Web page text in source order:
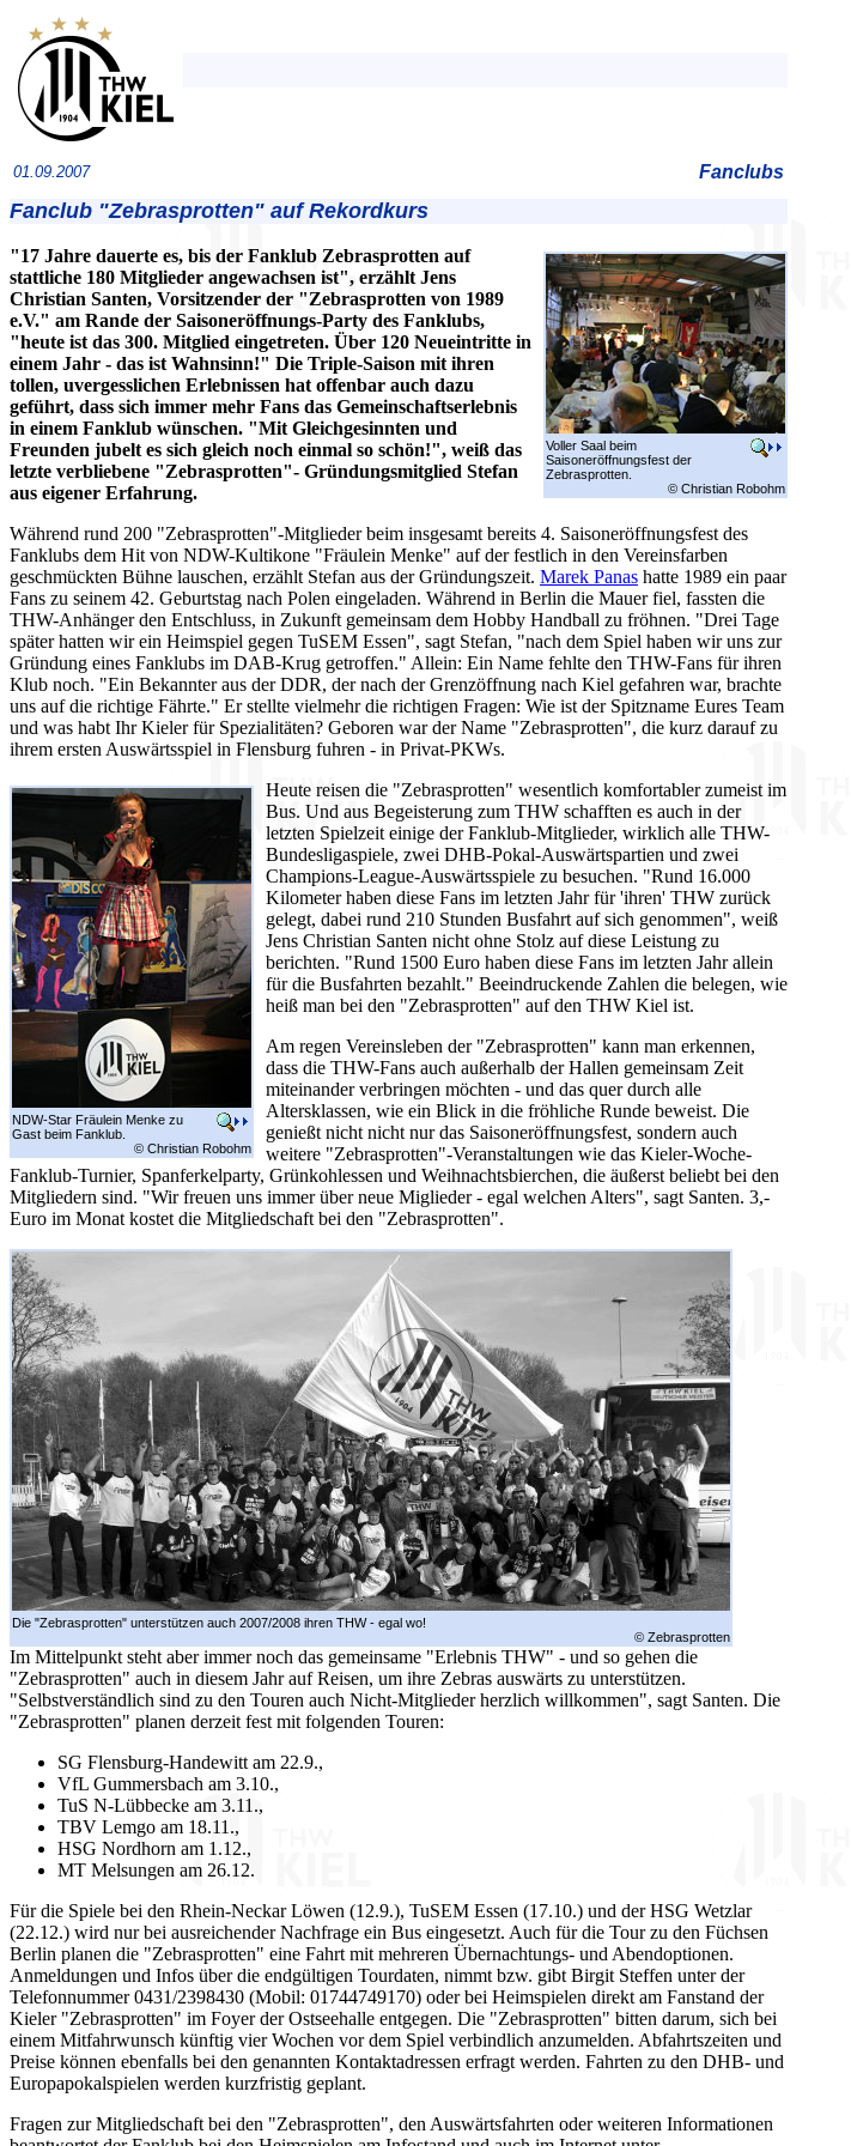
01.09.2007 Fanclubs
Fanclub "Zebrasprotten" auf Rekordkurs
Voller Saal beim
Saisoneröffnungsfest der
Zebrasprotten.
© Christian Robohm
"17 Jahre dauerte es, bis der Fanklub Zebrasprotten auf
stattliche 180 Mitglieder angewachsen ist", erzählt Jens
Christian Santen, Vorsitzender der "Zebrasprotten von 1989
e.V." am Rande der Saisoneröffnungs-Party des Fanklubs,
"heute ist das 300. Mitglied eingetreten. Über 120 Neueintritte in
einem Jahr - das ist Wahnsinn!" Die Triple-Saison mit ihren
tollen, uvergesslichen Erlebnissen hat offenbar auch dazu
geführt, dass sich immer mehr Fans das Gemeinschaftserlebnis
in einem Fanklub wünschen. "Mit Gleichgesinnten und
Freunden jubelt es sich gleich noch einmal so schön!", weiß das
letzte verbliebene "Zebrasprotten"- Gründungsmitglied Stefan
aus eigener Erfahrung.
Während rund 200 "Zebrasprotten"-Mitglieder beim insgesamt bereits 4. Saisoneröffnungsfest des
Fanklubs dem Hit von NDW-Kultikone "Fräulein Menke" auf der festlich in den Vereinsfarben
geschmückten Bühne lauschen, erzählt Stefan aus der Gründungszeit. Marek Panas hatte 1989 ein paar
Fans zu seinem 42. Geburtstag nach Polen eingeladen. Während in Berlin die Mauer fiel, fassten die
THW-Anhänger den Entschluss, in Zukunft gemeinsam dem Hobby Handball zu fröhnen. "Drei Tage
später hatten wir ein Heimspiel gegen TuSEM Essen", sagt Stefan, "nach dem Spiel haben wir uns zur
Gründung eines Fanklubs im DAB-Krug getroffen." Allein: Ein Name fehlte den THW-Fans für ihren
Klub noch. "Ein Bekannter aus der DDR, der nach der Grenzöffnung nach Kiel gefahren war, brachte
uns auf die richtige Fährte." Er stellte vielmehr die richtigen Fragen: Wie ist der Spitzname Eures Team
und was habt Ihr Kieler für Spezialitäten? Geboren war der Name "Zebrasprotten", die kurz darauf zu
ihrem ersten Auswärtsspiel in Flensburg fuhren - in Privat-PKWs.
NDW-Star Fräulein Menke zu
Gast beim Fanklub.
© Christian Robohm
Heute reisen die "Zebrasprotten" wesentlich komfortabler zumeist im
Bus. Und aus Begeisterung zum THW schafften es auch in der
letzten Spielzeit einige der Fanklub-Mitglieder, wirklich alle THW-
Bundesligaspiele, zwei DHB-Pokal-Auswärtspartien und zwei
Champions-League-Auswärtsspiele zu besuchen. "Rund 16.000
Kilometer haben diese Fans im letzten Jahr für 'ihren' THW zurück
gelegt, dabei rund 210 Stunden Busfahrt auf sich genommen", weiß
Jens Christian Santen nicht ohne Stolz auf diese Leistung zu
berichten. "Rund 1500 Euro haben diese Fans im letzten Jahr allein
für die Busfahrten bezahlt." Beeindruckende Zahlen die belegen, wie
heiß man bei den "Zebrasprotten" auf den THW Kiel ist.
Am regen Vereinsleben der "Zebrasprotten" kann man erkennen,
dass die THW-Fans auch außerhalb der Hallen gemeinsam Zeit
miteinander verbringen möchten - und das quer durch alle
Altersklassen, wie ein Blick in die fröhliche Runde beweist. Die
genießt nicht nicht nur das Saisoneröffnungsfest, sondern auch
weitere "Zebrasprotten"-Veranstaltungen wie das Kieler-Woche-
Fanklub-Turnier, Spanferkelparty, Grünkohlessen und Weihnachtsbierchen, die äußerst beliebt bei den
Mitgliedern sind. "Wir freuen uns immer über neue Miglieder - egal welchen Alters", sagt Santen. 3,-
Euro im Monat kostet die Mitgliedschaft bei den "Zebrasprotten".
Die "Zebrasprotten" unterstützen auch 2007/2008 ihren THW - egal wo!
© Zebrasprotten
Im Mittelpunkt steht aber immer noch das gemeinsame "Erlebnis THW" - und so gehen die
"Zebrasprotten" auch in diesem Jahr auf Reisen, um ihre Zebras auswärts zu unterstützen.
"Selbstverständlich sind zu den Touren auch Nicht-Mitglieder herzlich willkommen", sagt Santen. Die
"Zebrasprotten" planen derzeit fest mit folgenden Touren:
SG Flensburg-Handewitt am 22.9.,
VfL Gummersbach am 3.10.,
TuS N-Lübbecke am 3.11.,
TBV Lemgo am 18.11.,
HSG Nordhorn am 1.12.,
MT Melsungen am 26.12.
Für die Spiele bei den Rhein-Neckar Löwen (12.9.), TuSEM Essen (17.10.) und der HSG Wetzlar
(22.12.) wird nur bei ausreichender Nachfrage ein Bus eingesetzt. Auch für die Tour zu den Füchsen
Berlin planen die "Zebrasprotten" eine Fahrt mit mehreren Übernachtungs- und Abendoptionen.
Anmeldungen und Infos über die endgültigen Tourdaten, nimmt bzw. gibt Birgit Steffen unter der
Telefonnummer 0431/2398430 (Mobil: 01744749170) oder bei Heimspielen direkt am Fanstand der
Kieler "Zebrasprotten" im Foyer der Ostseehalle entgegen. Die "Zebrasprotten" bitten darum, sich bei
einem Mitfahrwunsch künftig vier Wochen vor dem Spiel verbindlich anzumelden. Abfahrtszeiten und
Preise können ebenfalls bei den genannten Kontaktadressen erfragt werden. Fahrten zu den DHB- und
Europapokalspielen werden kurzfristig geplant.
Fragen zur Mitgliedschaft bei den "Zebrasprotten", den Auswärtsfahrten oder weiteren Informationen